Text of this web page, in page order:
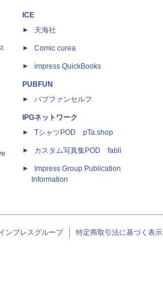
ICE
天海社
Comic curea
impress QuickBooks
PUBFUN
パブファンセルフ
IPGネットワーク
TシャツPOD pTa.shop
カスタム写真集POD fabli
Impress Group Publication
Information
ンプレスグループ 特定商取引法に基づく表示